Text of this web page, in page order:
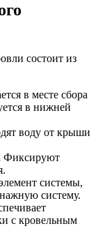
состоит из
в месте сбора
в нижней
воду от крыши
Фиксируют
системы,
систему.
с кровельным